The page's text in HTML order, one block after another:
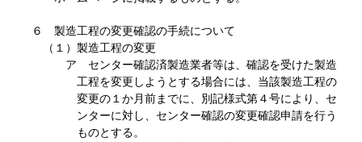
６ 製造工程の変更確認の手続について
（１）製造工程の変更
ア センター確認済製造業者等は、確認を受けた製造
工程を変更しようとする場合には、当該製造工程の
変更の１か月前までに、別記様式第４号により、セ
ンターに対し、センター確認の変更確認申請を行う
ものとする。